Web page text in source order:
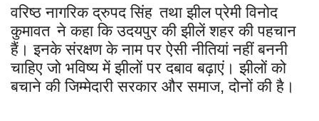
वरिष्ठ नागरिक द्रुपद सिंह तथा झील प्रेमी विनोद
कुमावत ने कहा कि उदयपुर की झीलें शहर की पहचान
हैं। इनके संरक्षण के नाम पर ऐसी नीतियां नहीं बननी
चाहिए जो भविष्य में झीलों पर दबाव बढ़ाएं। झीलों को
बचाने की जिम्मेदारी सरकार और समाज,दोनों की है।